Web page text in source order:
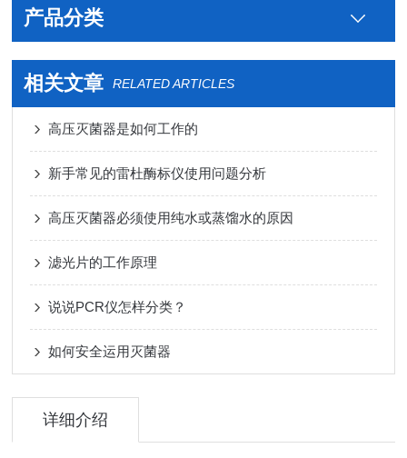
产品分类
相关文章 RELATED ARTICLES
高压灭菌器是如何工作的
新手常见的雷杜酶标仪使用问题分析
高压灭菌器必须使用纯水或蒸馏水的原因
滤光片的工作原理
说说PCR仪怎样分类？
如何安全运用灭菌器
详细介绍